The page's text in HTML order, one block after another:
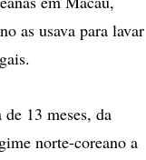
as usava para lavar
13 meses, da
norte-coreano a